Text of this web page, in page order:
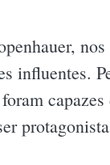
influentes.